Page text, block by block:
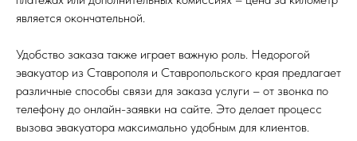
является окончательной.
Удобство заказа также играет важную роль. Недорогой
эвакуатор из Ставрополя и Ставропольского края предлагает
различные способы связи для заказа услуги – от звонка по
телефону до онлайн-заявки на сайте. Это делает процесс
вызова эвакуатора максимально удобным для клиентов.